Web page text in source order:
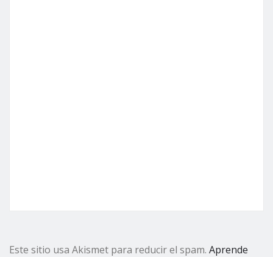
Este sitio usa Akismet para reducir el spam. Aprende